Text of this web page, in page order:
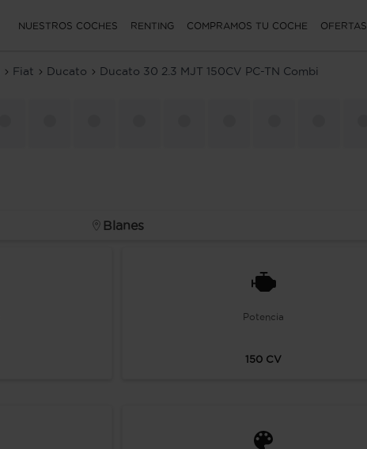
NUESTROS COCHES RENTING COMPRAMOS TU COCHE OFERTAS
Fiat Ducato Ducato 30 2.3 MJT 150CV PC-TN Combi
Blanes
Potencia
150 CV